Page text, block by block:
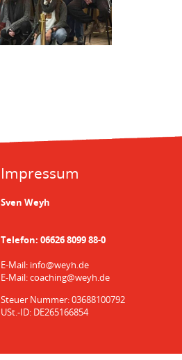
Impressum
Sven Weyh
Telefon: 06626 8099 88-0
E-Mail: info@weyh.de
E-Mail:coaching@weyh.de
Steuer Nummer: 03688100792
USt.-ID: DE265166854